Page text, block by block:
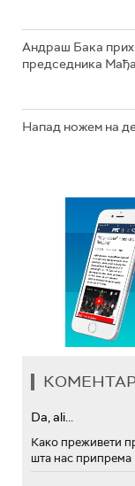
Андраш Бака
председника
Напад ножем на
Da, ali...
Како преживети
шта нас припрема